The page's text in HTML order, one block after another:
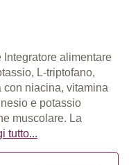
alimentare
L-triptofano,
niacina, vitamina
e potassio
muscolare. La
tutto...